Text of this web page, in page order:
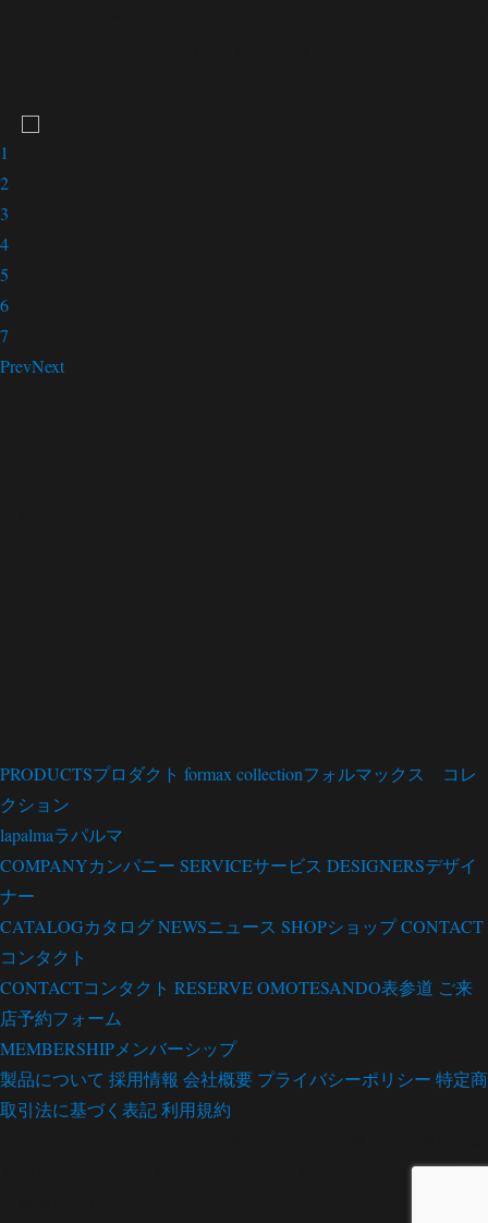
1
2
3
4
5
6
7
PrevNext
PRODUCTSプロダクト formax collectionフォルマックス コレ
クション
lapalmaラパルマ
COMPANYカンパニー SERVICEサービス DESIGNERSデザイ
ナー
CATALOGカタログNEWSニュース SHOPショップCONTACT
コンタクト
CONTACTコンタクト RESERVE OMOTESANDO表参道 ご来
店予約フォーム
MEMBERSHIPメンバーシップ
製品について 採用情報 会社概要 プライバシーポリシー 特定商
取引法に基づく表記利用規約
く禁じます。また、NAVERまとめ等のまとめサイトへの引用